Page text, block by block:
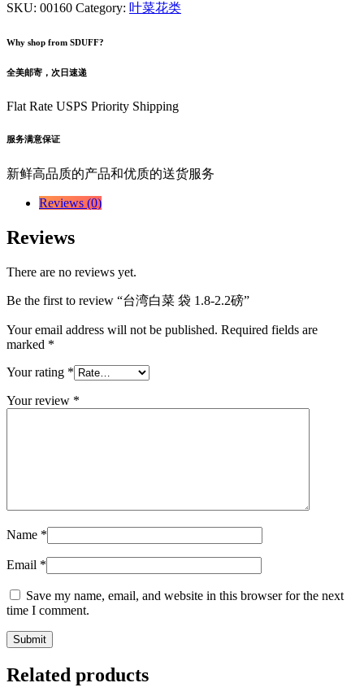
SKU: 00160 Category: 叶菜花类
Why shop from SDUFF?
全美邮寄，次日速递
Flat Rate USPS Priority Shipping
服务满意保证
新鲜高品质的产品和优质的送货服务
Reviews (0)
Reviews
There are no reviews yet.
Be the first to review “台湾白菜 袋 1.8-2.2磅”
Your email address will not be published. Required fields are
marked *
Your rating *
Your review *
Name *
Email *
Save my name, email, and website in this browser for the next
time I comment.
Related products